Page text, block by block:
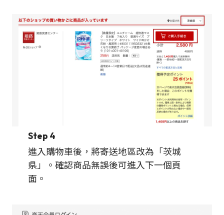
Step 4
進入購物車後，將寄送地區改為「茨城
県」。確認商品無誤後可進入下一個頁
面。